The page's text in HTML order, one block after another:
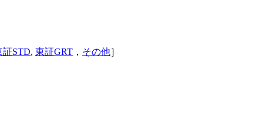
証STD, 東証GRT ， その他］